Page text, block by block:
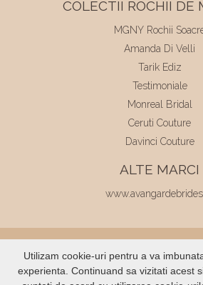
COLECTII ROCHII DE
MGNY Rochii
Amanda Di Velli
Tarik Ediz
Testimoniale
Monreal Bridal
Ceruti Couture
Davinci Couture
ALTE MARCI
© 2026Elite Mariaj | Toate drepturile
rezervate
Dezvoltat de Voitin.com
Utilizam cookie-uri pentru a va
experienta. Continuand sa vizitati acest